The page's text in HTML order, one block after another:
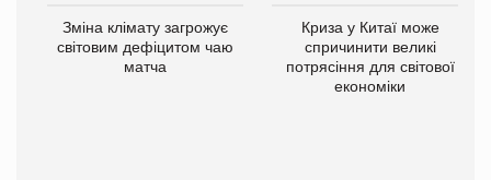
Зміна клімату загрожує
світовим дефіцитом чаю
матча
Криза у Китаї може
спричинити великі
потрясіння для світової
економіки